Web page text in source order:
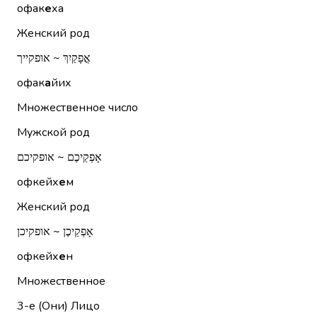
офакеха
Женский род
אֳפָקַיִךְ ~ אופקייך
офакайих
Множественное число
Мужской род
אָפְקֵיכֶם ~ אופקיכם
офкейхем
Женский род
אָפְקֵיכֶן ~ אופקיכן
офкейхен
Множественное
3-е (Они) Лицо